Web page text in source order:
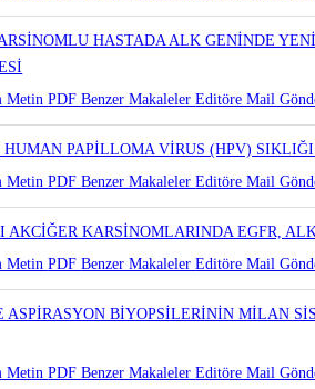
HASTADA ALK GENİNDE
MetinPDFBenzer MakalelerEditöre Mail
PAPİLLOMA VİRUS (HPV)
MetinPDFBenzer MakalelerEditöre Mail
AKCİĞER KARSİNOMLARINDA EGFR,
MetinPDFBenzer MakalelerEditöre Mail
ASPİRASYON BİYOPSİLERİNİN MİLAN
MetinPDFBenzer MakalelerEditöre Mail